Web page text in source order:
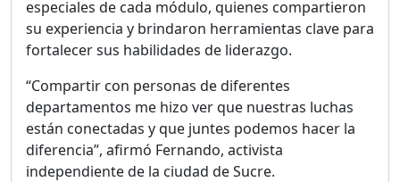
especiales de cada módulo, quienes compartieron
su experiencia y brindaron herramientas clave para
fortalecer sus habilidades de liderazgo.
“Compartir con personas de diferentes
departamentos me hizo ver que nuestras luchas
están conectadas y que juntes podemos hacer la
diferencia”, afirmó Fernando, activista
independiente de la ciudad de Sucre.